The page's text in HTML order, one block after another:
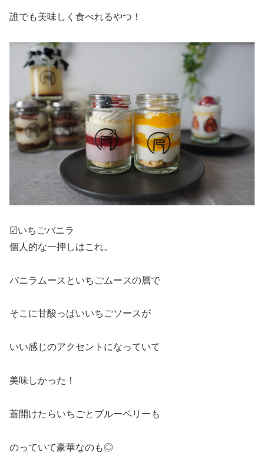
誰でも美味しく食べれるやつ！
☑︎いちごバニラ
個人的な一押しはこれ。
バニラムースといちごムースの層で
そこに甘酸っぱいいちごソースが
いい感じのアクセントになっていて
美味しかった！
蓋開けたらいちごとブルーベリーも
のっていて豪華なのも◎